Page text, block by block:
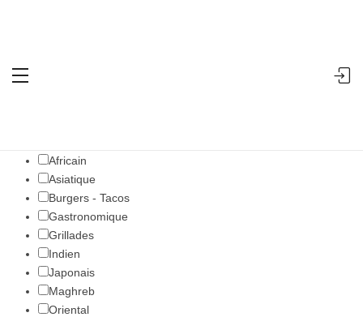
Africain
Asiatique
Burgers - Tacos
Gastronomique
Grillades
Indien
Japonais
Maghreb
Oriental